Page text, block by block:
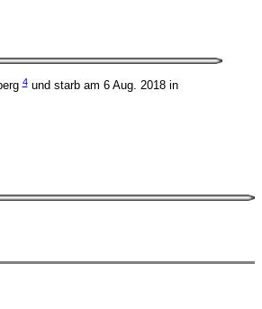
4und starb am 6 Aug. 2018 in